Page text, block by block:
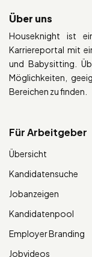
Über uns
Houseknight ist
Karriereportal mit
und Babysitting.
Möglichkeiten,
Bereichen zu finden.
Für Arbeitgeber
Übersicht
Kandidatensuche
Jobanzeigen
Kandidatenpool
Employer Branding
Jobvideos